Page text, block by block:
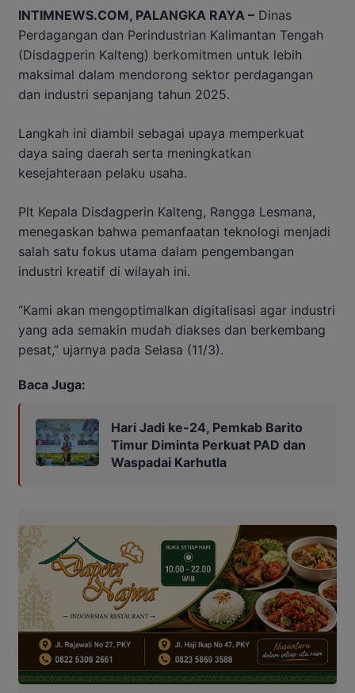
INTIMNEWS.COM, PALANGKA RAYA – Dinas
Perdagangan dan Perindustrian Kalimantan Tengah
(Disdagperin Kalteng) berkomitmen untuk lebih
maksimal dalam mendorong sektor perdagangan
dan industri sepanjang tahun 2025.
Langkah ini diambil sebagai upaya memperkuat
daya saing daerah serta meningkatkan
kesejahteraan pelaku usaha.
Plt Kepala Disdagperin Kalteng, Rangga Lesmana,
menegaskan bahwa pemanfaatan teknologi menjadi
salah satu fokus utama dalam pengembangan
industri kreatif di wilayah ini.
“Kami akan mengoptimalkan digitalisasi agar industri
yang ada semakin mudah diakses dan berkembang
pesat,” ujarnya pada Selasa (11/3).
Baca Juga:
Hari Jadi ke-24, Pemkab Barito
Timur Diminta Perkuat PAD dan
Waspadai Karhutla